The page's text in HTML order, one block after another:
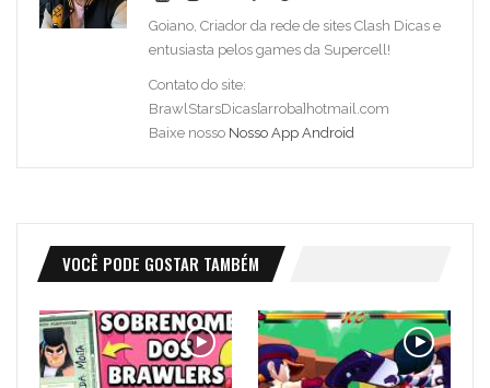
Goiano, Criador da rede de sites Clash Dicas e
entusiasta pelos games da Supercell!
Contato do site:
BrawlStarsDicas[arroba]hotmail.com
Baixe nosso Nosso App Android
VOCÊ PODE GOSTAR TAMBÉM